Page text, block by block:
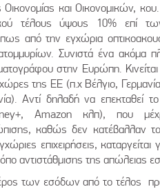
και Οικονομικών,
τέλους ύψους 10% επί
από την εγχώρια
Συνιστά ένα ακόμα
στην Ευρώπη.
της ΕΕ (π.χ Βέλγιο,
Αντί δηλαδή να επεκταθεί
Amazon κλπ), που
καθώς δεν κατέβαλλαν το
επιχειρήσεις,
αντιστάθμισης της απώλειας
των εσόδων από το τέλος